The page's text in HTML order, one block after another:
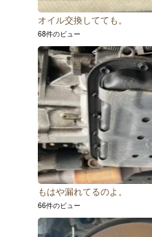
オイル交換してても。
68件のビュー
もはや漏れてるのよ。
66件のビュー